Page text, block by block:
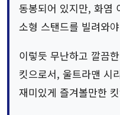
동봉되어 있지만, 화염
소형 스탠드를 빌려와
이렇듯 무난하고 깔끔
킷으로서, 울트라맨 시
재미있게 즐겨볼만한